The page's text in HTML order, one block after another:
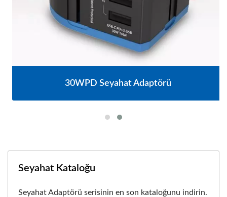
30WPD Seyahat Adaptörü
Seyahat Kataloğu
Seyahat Adaptörü serisinin en son kataloğunu indirin.